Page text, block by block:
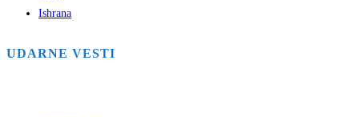
Ishrana
UDARNE VESTI